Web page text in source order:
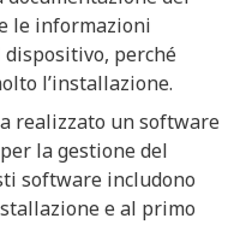
le informazioni
perché
l’installazione.
realizzato un software
la gestione del
software includono
e al primo